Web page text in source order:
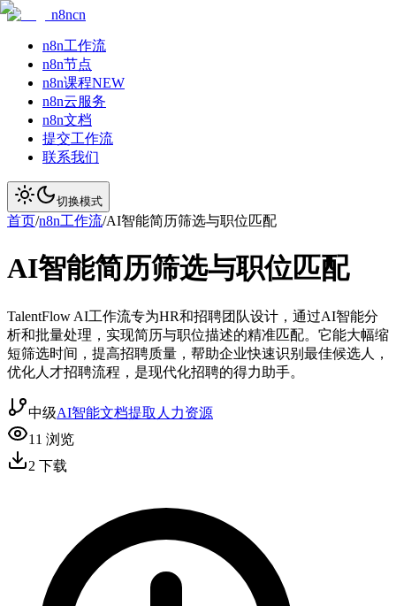
n8ncn
n8n工作流
n8n节点
n8n课程NEW
n8n云服务
n8n文档
提交工作流
联系我们
切换模式
首页/n8n工作流/AI智能简历筛选与职位匹配
AI智能简历筛选与职位匹配
TalentFlow AI工作流专为HR和招聘团队设计，通过AI智能分
析和批量处理，实现简历与职位描述的精准匹配。它能大幅缩
短筛选时间，提高招聘质量，帮助企业快速识别最佳候选人，
优化人才招聘流程，是现代化招聘的得力助手。
中级AI智能文档提取 人力资源
11 浏览
2 下载